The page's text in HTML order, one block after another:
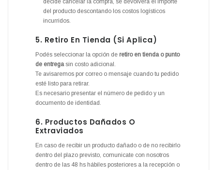
del producto descontando los costos logísticos
incurridos.
5. Retiro En Tienda (si Aplica)
Podés seleccionar la opción de retiro en tienda o punto
de entregasin costo adicional.
Te avisaremos por correo o mensaje cuando tu pedido
esté listo para retirar.
Es necesario presentar el número de pedido y un
documento de identidad.
6. Productos Dañados O
Extraviados
En caso de recibir un producto dañado o de no recibirlo
dentro del plazo previsto, comunicate con nosotros
dentro de las 48 hs hábiles posteriores a la recepción o